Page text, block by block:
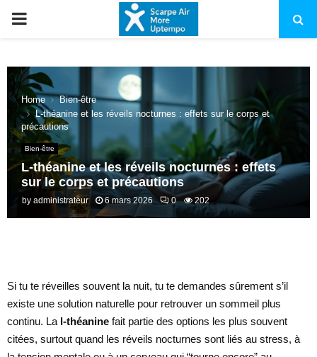
PRIMARY
Home
Bien-être
L-théanine et les réveils nocturnes : effets sur le corps et
précautions
Bien-être
L-théanine et les réveils nocturnes : effets
sur le corps et précautions
by administrateur 6 mars 2026 0 202
Si tu te réveilles souvent la nuit, tu te demandes sûrement s’il
existe une solution naturelle pour retrouver un sommeil plus
continu. La l-théanine fait partie des options les plus souvent
citées, surtout quand les réveils nocturnes sont liés au stress, à